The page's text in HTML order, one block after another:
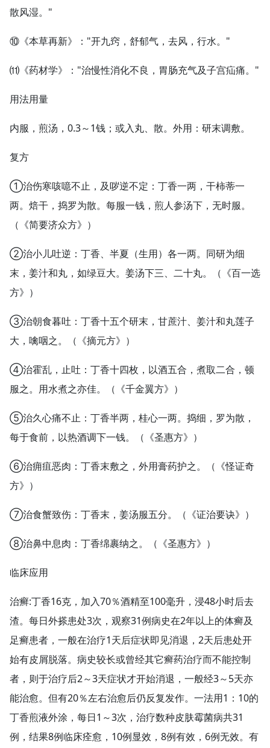
散风湿。"
⑩《本草再新》："开九窍，舒郁气，去风，行水。"
⑾《药材学》："治慢性消化不良，胃肠充气及子宫疝痛。"
用法用量
内服，煎汤，0.3～1钱；或入丸、散。外用：研末调敷。
复方
①治伤寒咳噫不止，及哕逆不定：丁香一两，干柿蒂一
两。焙干，捣罗为散。每服一钱，煎人参汤下，无时服。
（《简要济众方》）
②治小儿吐逆：丁香、半夏（生用）各一两。同研为细
末，姜汁和丸，如绿豆大。姜汤下三、二十丸。（《百一选
方》）
③治朝食暮吐：丁香十五个研末，甘蔗汁、姜汁和丸莲子
大，噙咽之。（《摘元方》）
④治霍乱，止吐：丁香十四枚，以酒五合，煮取二合，顿
服之。用水煮之亦佳。（《千金翼方》）
⑤治久心痛不止：丁香半两，桂心一两。捣细，罗为散，
每于食前，以热酒调下一钱。（《圣惠方》）
⑥治痈疽恶肉：丁香末敷之，外用膏药护之。（《怪证奇
方》）
⑦治食蟹致伤：丁香末，姜汤服五分。（《证治要诀》）
⑧治鼻中息肉：丁香绵裹纳之。（《圣惠方》）
临床应用
治癣:丁香16克，加入70％酒精至100毫升，浸48小时后去
渣。每日外搽患处3次，观察31例病史在2年以上的体癣及
足癣患者，一般在治疗1天后症状即见消退，2天后患处开
始有皮屑脱落。病史较长或曾经其它癣药治疗而不能控制
者，则于治疗后2～3天症状才开始消退，一般经3～5天亦
能治愈。但有20％左右治愈后仍反复发作。一法用1：10的
丁香煎液外涂，每日1～3次，治疗数种皮肤霉菌病共31
例，结果8例临床痊愈，10例显效，8例有效，6例无效。有